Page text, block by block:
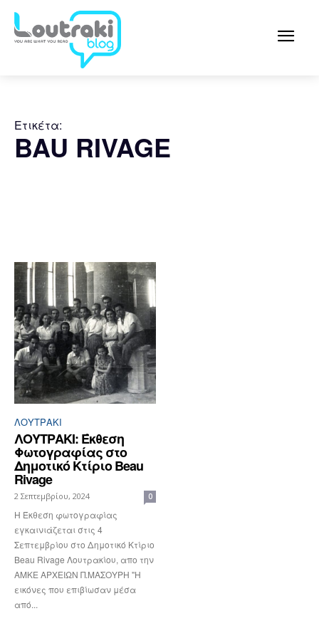
Ετικέτα:
BAU RIVAGE
ΛΟΥΤΡΆΚΙ
ΛΟΥΤΡΑΚΙ: Έκθεση
Φωτογραφίας στο
Δημοτικό Κτίριο Beau
Rivage
2 Σεπτεμβρίου, 2024 0
Η Έκθεση φωτογραφίας
εγκαινιάζεται στις 4
Σεπτεμβρίου στο Δημοτικό Κτίριο
Beau Rivage Λουτρακίου, απο την
ΑΜΚΕ ΑΡΧΕΙΩΝ Π.ΜΑΣΟΥΡΗ ''Η
εικόνες που επιβίωσαν μέσα
από...